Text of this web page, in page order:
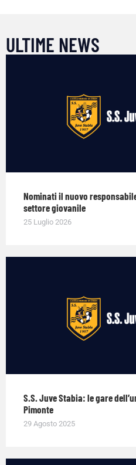
ULTIME NEWS
Nominati il nuovo
settore giovanile
25 Luglio 2026
S.S. Juve Stabia: le gare
Pimonte
29 Agosto 2025